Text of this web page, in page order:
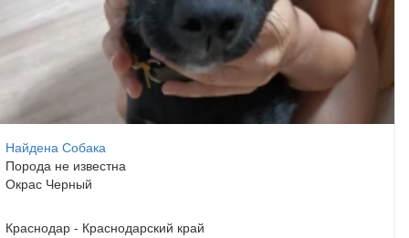
Найдена Собака
Порода не известна
Окрас Черный
Краснодар - Краснодарский край